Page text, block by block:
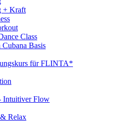
+ Kraft
Class
Cubana Basis
für FLINTA*
Intuitiver Flow
Relax